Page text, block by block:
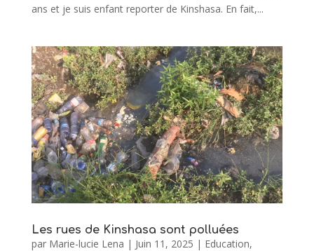
ans et je suis enfant reporter de Kinshasa. En fait,...
Les rues de Kinshasa sont polluées
par Marie-lucie Lena | Juin 11, 2025 | Education,